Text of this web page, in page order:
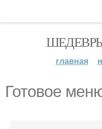
главная
Готовое